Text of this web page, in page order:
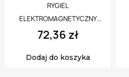
RYGIEL
ELEKTROMAGNETYCZNY
(ELEKTROZACZEP) RE-32G2
AC/DC
72,36 zł
Dodaj do koszyka